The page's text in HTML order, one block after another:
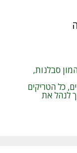
סבלנות,
כל הטריקים
לנהל את